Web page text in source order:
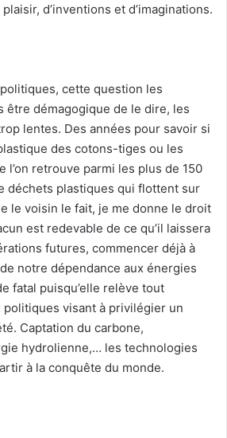
d’inventions et d’imaginations.
cette question les
être démagogique de le dire, les
lentes. Des années pour savoir si
des cotons-tiges ou les
l’on retrouve parmi les plus de 150
déchets plastiques qui flottent sur
le voisin le fait, je me donne le droit
est redevable de ce qu’il laissera
futures, commencer déjà à
notre dépendance aux énergies
fatal puisqu’elle relève tout
visant à privilégier un
Captation du carbone,
hydrolienne,… les technologies
à la conquête du monde.